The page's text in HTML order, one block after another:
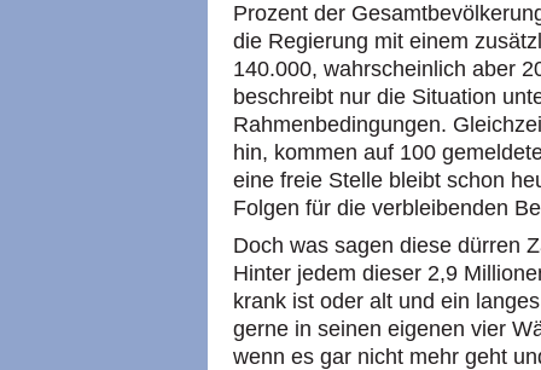
Prozent der
die Regierung mit einem
140.000, wahrscheinlich aber
beschreibt nur die Situation
Rahmenbedingungen.
hin, kommen auf 100
eine freie Stelle bleibt schon
Folgen für die verbleibenden
Doch was sagen diese dürren
Hinter jedem dieser 2,9
krank ist oder alt und ein
gerne in seinen eigenen vier
wenn es gar nicht mehr geht